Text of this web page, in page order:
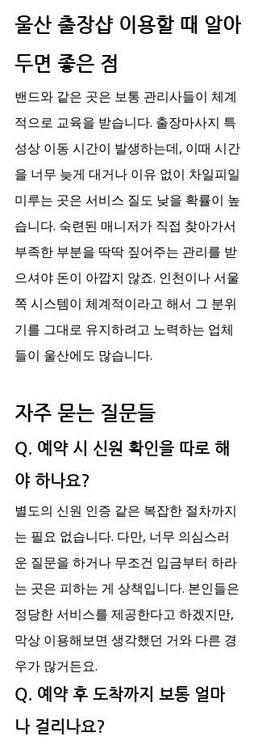
울산 출장샵 이용할 때 알아
두면 좋은 점
밴드와 같은 곳은 보통 관리사들이 체계
적으로 교육을 받습니다. 출장마사지 특
성상 이동 시간이 발생하는데, 이때 시간
을 너무 늦게 대거나 이유 없이 차일피일
미루는 곳은 서비스 질도 낮을 확률이 높
습니다. 숙련된 매니저가 직접 찾아가서
부족한 부분을 딱딱 짚어주는 관리를 받
으셔야 돈이 아깝지 않죠. 인천이나 서울
쪽 시스템이 체계적이라고 해서 그 분위
기를 그대로 유지하려고 노력하는 업체
들이 울산에도 많습니다.
자주 묻는 질문들
Q. 예약 시 신원 확인을 따로 해
야 하나요?
별도의 신원 인증 같은 복잡한 절차까지
는 필요 없습니다. 다만, 너무 의심스러
운 질문을 하거나 무조건 입금부터 하라
는 곳은 피하는 게 상책입니다. 본인들은
정당한 서비스를 제공한다고 하겠지만,
막상 이용해보면 생각했던 거와 다른 경
우가 많거든요.
Q. 예약 후 도착까지 보통 얼마
나 걸리나요?